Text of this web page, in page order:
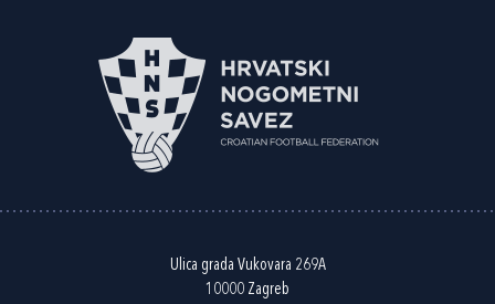
Ulica grada Vukovara 269A
10000 Zagreb